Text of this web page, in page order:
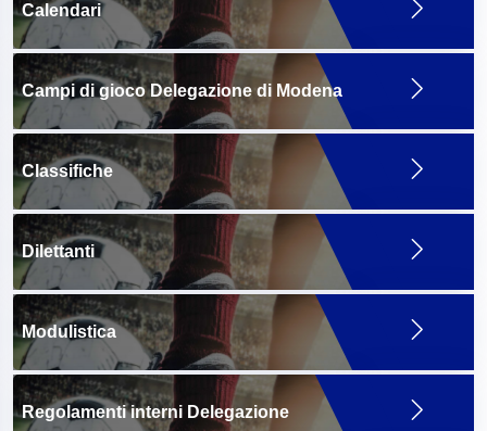
Calendari
Campi di gioco Delegazione di Modena
Classifiche
Dilettanti
Modulistica
Regolamenti interni Delegazione